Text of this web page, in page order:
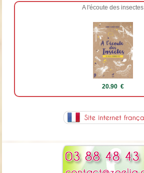
A l'écoute des insectes
20.90 €